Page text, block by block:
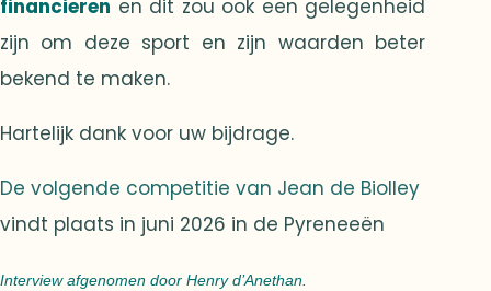
financieren en dit zou ook een gelegenheid
zijn om deze sport en zijn waarden beter
bekend te maken.
Hartelijk dank voor uw bijdrage.
De volgende competitie van Jean de Biolley
vindt plaats in juni 2026 in de Pyreneeën
Interview afgenomen door Henry d’Anethan.